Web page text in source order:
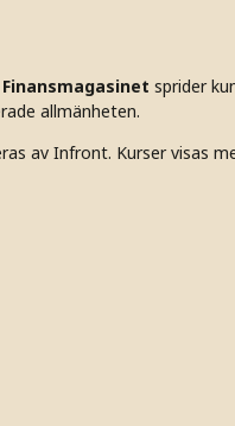
sprider
allmänheten.
av Infront. Kurser visas